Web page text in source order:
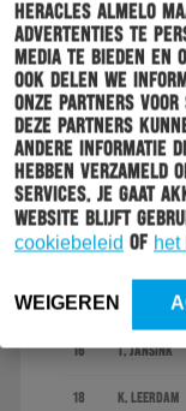
Heracles Almelo
advertenties te
media te bieden
Ook delen we
onze partners voor
Deze partners
andere informatie
hebben verzameld
services. Je gaat
website blijft
cookiebeleid of het
WEIGEREN
9 J. Hornkamp
29 S.
23. J.
19 L. Kulenović
WISSELSPELERS
21
16 T. Jansink
18 K. Leerdam